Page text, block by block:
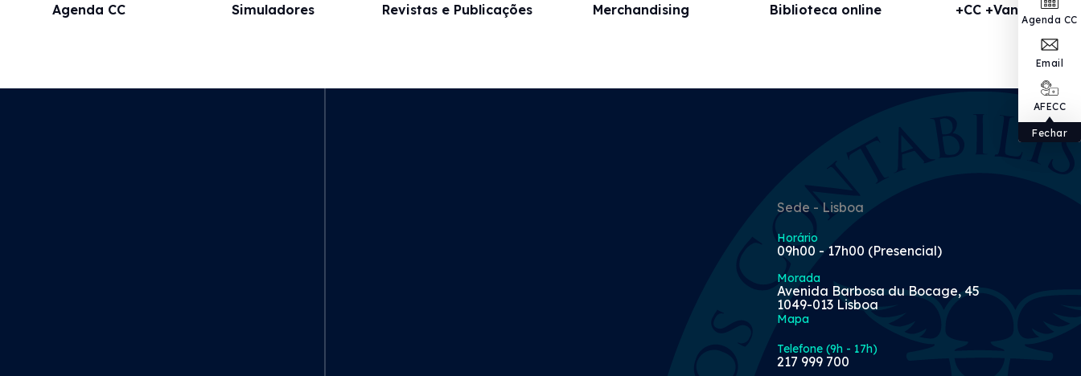
Agenda CC
Email
AFECC
Fechar
Agenda CC Simuladores Revistas e Publicações Merchandising Biblioteca online +CC +Vantagens
Sede - Lisboa
Horário
09h00 - 17h00 (Presencial)
Morada
Avenida Barbosa du Bocage, 45
1049-013 Lisboa
Mapa
Telefone (9h - 17h)
217 999 700